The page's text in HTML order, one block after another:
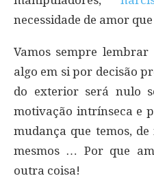
necessidade de amor
Vamos sempre
algo em si por decisão
do exterior será nulo
motivação intrínseca e
mudança que temos,
mesmos … Por que
outra coisa!